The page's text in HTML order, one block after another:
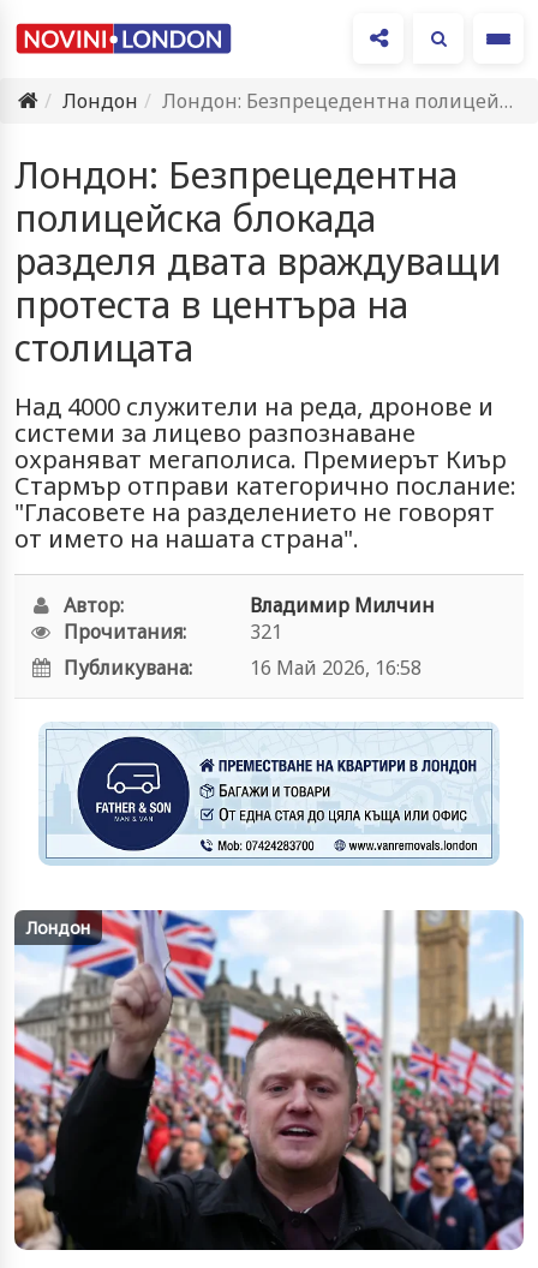
Лондон
Лондон: Безпрецедентна полицейска блокада разделя двата враждуващи протеста в центъра…
Лондон: Безпрецедентна
полицейска блокада
разделя двата враждуващи
протеста в центъра на
столицата
Над 4000 служители на реда, дронове и
системи за лицево разпознаване
охраняват мегаполиса. Премиерът Киър
Стармър отправи категорично послание:
"Гласовете на разделението не говорят
от името на нашата страна".
Автор:
Владимир Милчин
Прочитания:
321
Публикувана:
16 Май 2026, 16:58
Лондон